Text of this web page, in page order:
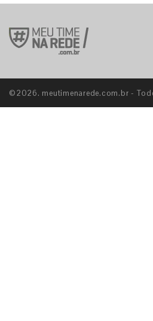
©2026. meutimenarede.com.br -